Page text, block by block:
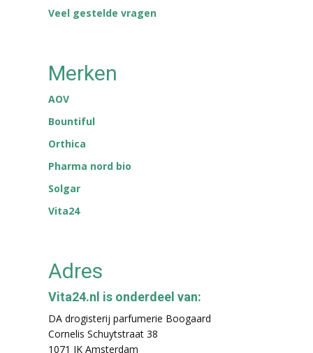
Veel gestelde vragen
Merken
AOV
Bountiful
Orthica
Pharma nord bio
Solgar
Vita24
Adres
Vita24.nl is onderdeel van:
DA drogisterij parfumerie Boogaard
Cornelis Schuytstraat 38
1071 JK Amsterdam